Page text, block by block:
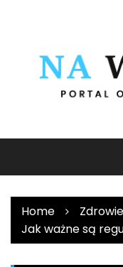
Home
Jak ważne są